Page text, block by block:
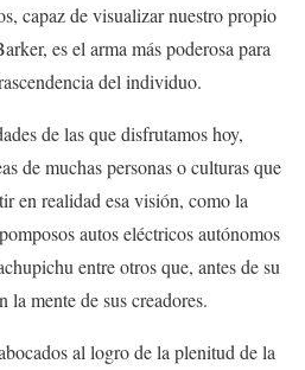
capaz de visualizar nuestro propio
es el arma más poderosa para
del individuo.
de las que disfrutamos hoy,
de muchas personas o culturas que
en realidad esa visión, como la
autos eléctricos autónomos
entre otros que, antes de su
la mente de sus creadores.
al logro de la plenitud de la